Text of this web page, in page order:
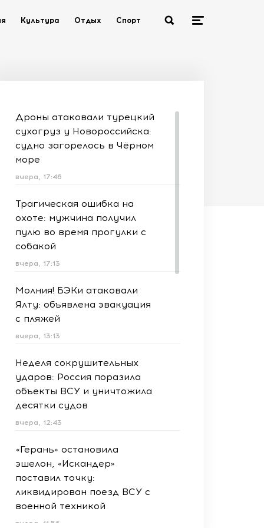
Культура Отдых Спорт
Дроны атаковали турецкий
сухогруз у Новороссийска:
судно загорелось в Чёрном
море
вчера, 17:46
Трагическая ошибка на
охоте: мужчина получил
пулю во время прогулки с
собакой
вчера, 17:13
Молния! БЭКи атаковали
Ялту: объявлена эвакуация
с пляжей
вчера, 13:13
Неделя сокрушительных
ударов: Россия поразила
объекты ВСУ и уничтожила
десятки судов
вчера, 12:43
«Герань» остановила
эшелон, «Искандер»
поставил точку:
ликвидирован поезд ВСУ с
военной техникой
вчера, 11:56